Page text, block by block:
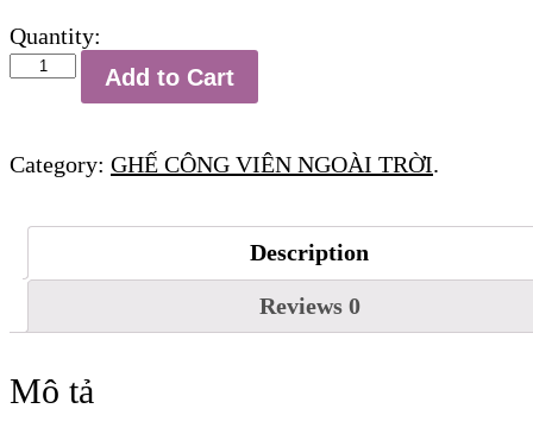
Quantity:
Ghế
tựa
số
Add to Cart
Category: GHẾ CÔNG VIÊN NGOÀI TRỜI.
Description
Reviews 0
Mô tả